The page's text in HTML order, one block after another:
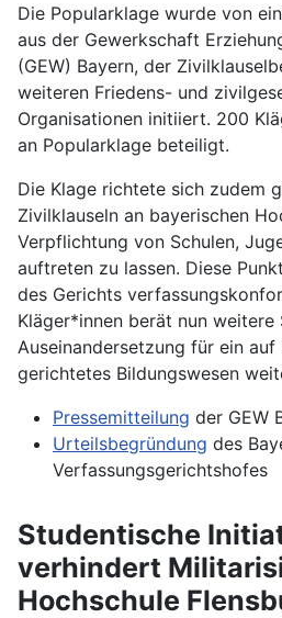
Die Popularklage wurde von
aus der Gewerkschaft
(GEW) Bayern, der
weiteren Friedens- und
Organisationen initiiert. 200
an Popularklage beteiligt.
Die Klage richtete sich zudem
Zivilklauseln an bayerischen
Verpflichtung von Schulen,
auftreten zu lassen. Diese
des Gerichts
Kläger*innen berät nun weitere
Auseinandersetzung für ein
gerichtetes Bildungswesen
Pressemitteilung der GEW
Urteilsbegründung des
Verfassungsgerichtshofes
Studentische
verhindert
Hochschule